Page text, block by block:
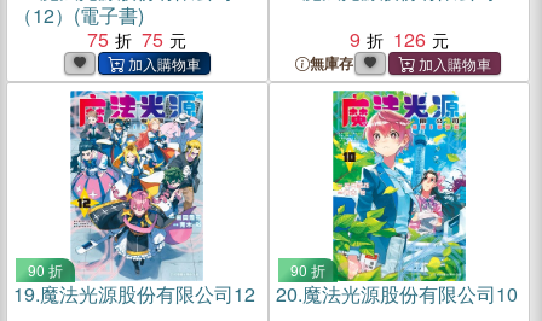
（12）(電子書)
75
75
9
126
無庫存
90 折
19.魔法光源股份有限公司12
90 折
20.魔法光源股份有限公司10